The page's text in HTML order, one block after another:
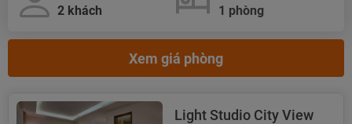
Xem giá phòng
Light Studio City View